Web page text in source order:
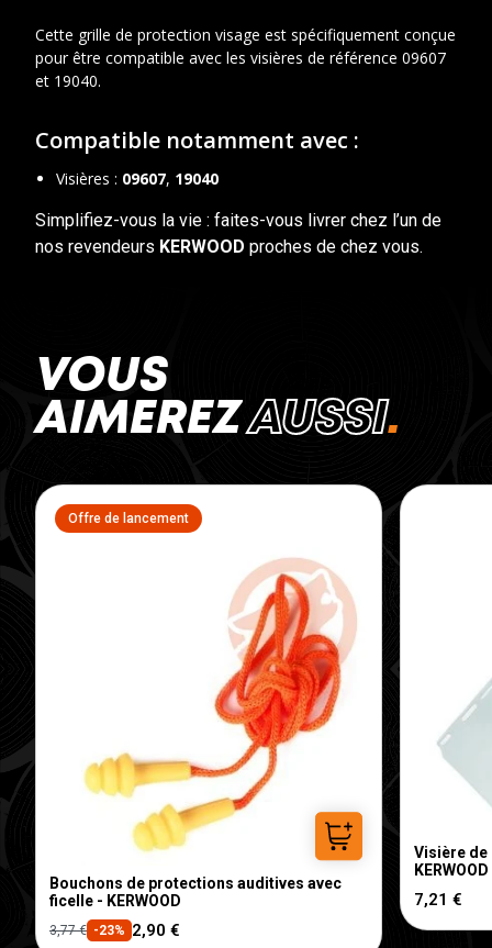
Cette grille de protection visage est spécifiquement conçue
pour être compatible avec les visières de référence 09607
et 19040.
Compatible notamment avec :
Visières : 09607, 19040
Simplifiez-vous la vie : faites-vous livrer chez l’un de
nos revendeurs KERWOOD proches de chez vous.
VOUS
AIMEREZAUSSI
Offre de lancement
Ajouter au panier
Bouchons de protections auditives avec
ficelle - KERWOOD
3,77 € -23% 2,90 €
Visière
KERWOOD
7,21 €